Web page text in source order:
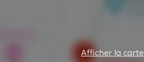
Afficher la carte